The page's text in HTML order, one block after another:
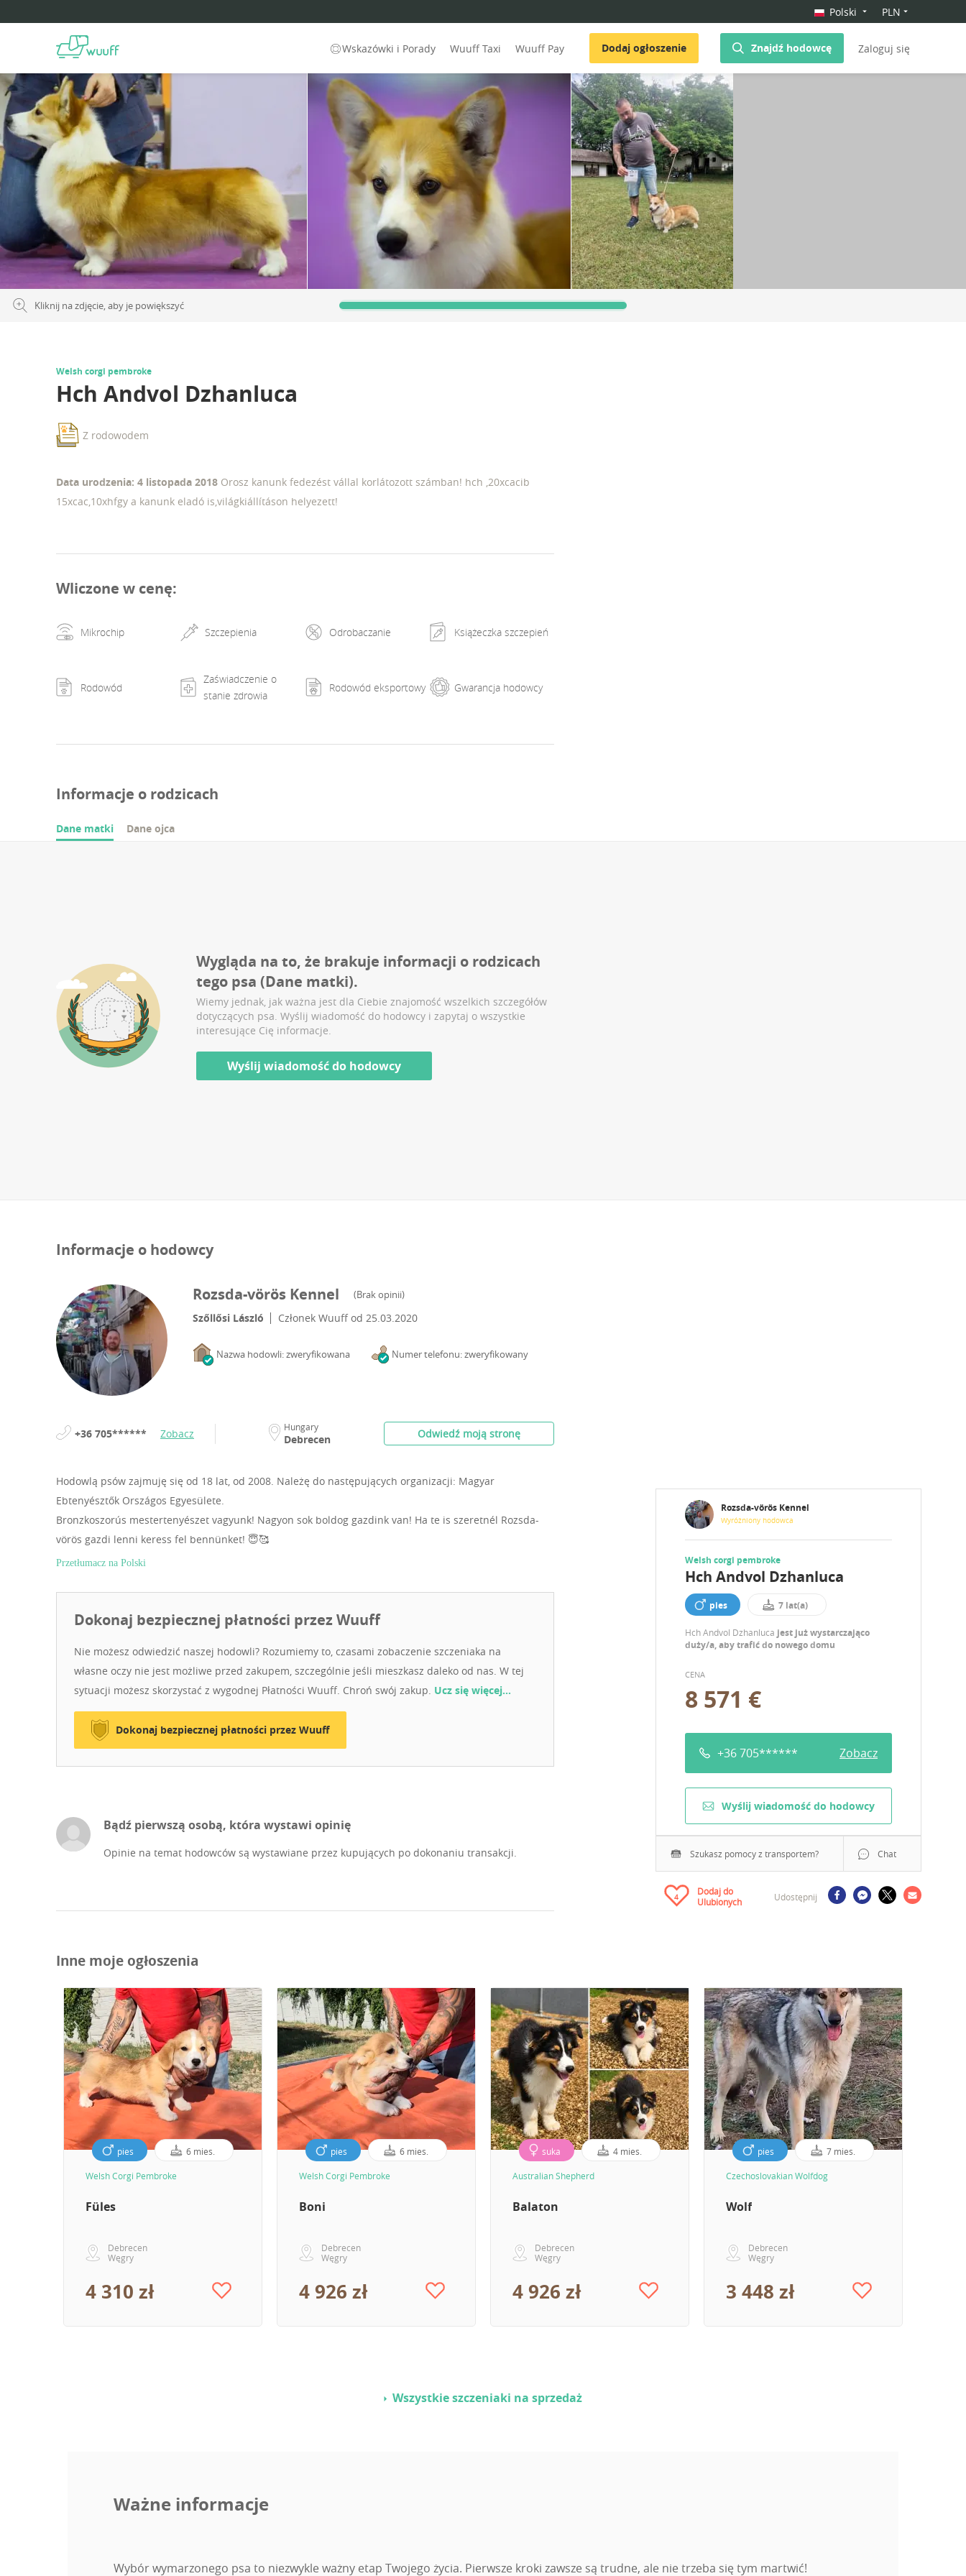
Polski PLN
Wskazówki i Porady Wuuff Taxi Wuuff Pay Dodaj ogłoszenie Znajdź hodowcę Zaloguj się
Kliknij na zdjęcie, aby je powiększyć
Rozsda-vörös Kennel
Wyróżniony hodowca
Welsh corgi pembroke
Hch Andvol Dzhanluca
pies 7 lat(a)
Hch Andvol Dzhanluca jest już wystarczająco
duży/a, aby trafić do nowego domu
CENA
8 571 €
+36 705****** Zobacz
Wyślij wiadomość do hodowcy
Szukasz pomocy z transportem? Chat
4
Dodaj do
Ulubionych
Udostępnij
Welsh corgi pembroke
Hch Andvol Dzhanluca
Z rodowodem
Data urodzenia: 4 listopada 2018 Orosz kanunk fedezést vállal korlátozott számban! hch ,20xcacib
15xcac,10xhfgy a kanunk eladó is,világkiállításon helyezett!
Wliczone w cenę:
Mikrochip Szczepienia Odrobaczanie Książeczka szczepień
Rodowód
Zaświadczenie o
stanie zdrowia
Rodowód eksportowy Gwarancja hodowcy
Informacje o rodzicach
Dane matki Dane ojca
Wygląda na to, że brakuje informacji o rodzicach
tego psa (Dane matki).
Wiemy jednak, jak ważna jest dla Ciebie znajomość wszelkich szczegółów
dotyczących psa. Wyślij wiadomość do hodowcy i zapytaj o wszystkie
interesujące Cię informacje.
Wyślij wiadomość do hodowcy
Informacje o hodowcy
Rozsda-vörös Kennel (Brak opinii)
Szőllősi László Członek Wuuff od 25.03.2020
Nazwa hodowli: zweryfikowana Numer telefonu: zweryfikowany
+36 705****** Zobacz Hungary
Debrecen Odwiedź moją stronę
Hodowlą psów zajmuję się od 18 lat, od 2008. Należę do następujących organizacji: Magyar
Ebtenyésztők Országos Egyesülete.
Bronzkoszorús mestertenyészet vagyunk! Nagyon sok boldog gazdink van! Ha te is szeretnél Rozsda-
vörös gazdi lenni keress fel bennünket! 😇🥰
Przetłumacz na Polski
Dokonaj bezpiecznej płatności przez Wuuff
Nie możesz odwiedzić naszej hodowli? Rozumiemy to, czasami zobaczenie szczeniaka na
własne oczy nie jest możliwe przed zakupem, szczególnie jeśli mieszkasz daleko od nas. W tej
sytuacji możesz skorzystać z wygodnej Płatności Wuuff. Chroń swój zakup. Ucz się więcej…
Dokonaj bezpiecznej płatności przez Wuuff
Bądź pierwszą osobą, która wystawi opinię
Opinie na temat hodowców są wystawiane przez kupujących po dokonaniu transakcji.
Inne moje ogłoszenia
pies 6 mies.
Welsh Corgi Pembroke
Füles
Debrecen
Węgry
4 310 zł
pies 6 mies.
Welsh Corgi Pembroke
Boni
Debrecen
Węgry
4 926 zł
suka 4 mies.
Australian Shepherd
Balaton
Debrecen
Węgry
4 926 zł
pies 7 mies.
Czechoslovakian Wolfdog
Wolf
Debrecen
Węgry
3 448 zł
Wszystkie szczeniaki na sprzedaż
Ważne informacje
Wybór wymarzonego psa to niezwykle ważny etap Twojego życia. Pierwsze kroki zawsze są trudne, ale nie trzeba się tym martwić!